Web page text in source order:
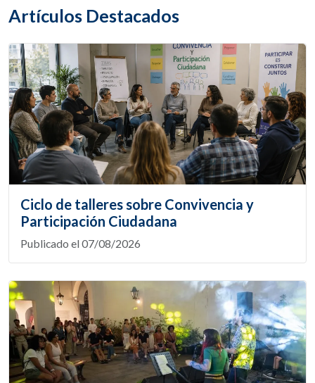
Artículos Destacados
Ciclo de talleres sobre Convivencia y
Participación Ciudadana
Publicado el 07/08/2026